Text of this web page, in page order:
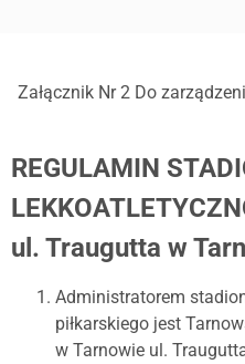
Załącznik Nr 2 Do
REGULAMIN
ul. Traugutta w
Administratorem
piłkarskiego jest
w Tarnowie ul.